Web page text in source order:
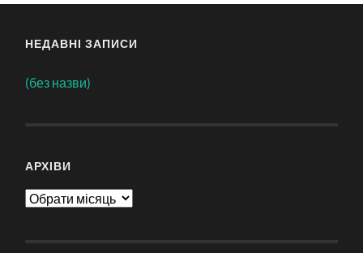
НЕДАВНІ ЗАПИСИ
(без назви)
АРХІВИ
Архіви